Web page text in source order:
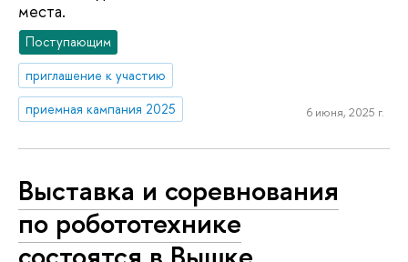
места.
Поступающим
приглашение к участию
приемная кампания 2025
6 июня, 2025 г.
Выставка и соревнования
по робототехнике